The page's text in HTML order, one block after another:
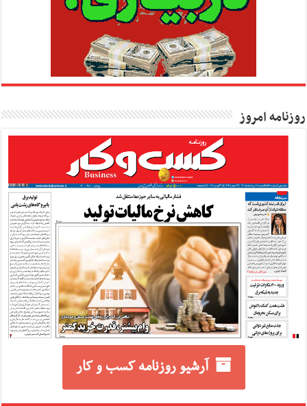
روزنامه امروز
آرشیو روزنامه کسب و کار